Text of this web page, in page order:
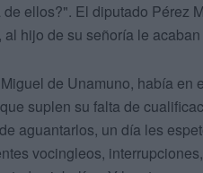
ellos?". El diputado Pérez
al hijo de su señoría le
de Unamuno, había en
suplen su falta de
aguantarlos, un día les
vocingleos,